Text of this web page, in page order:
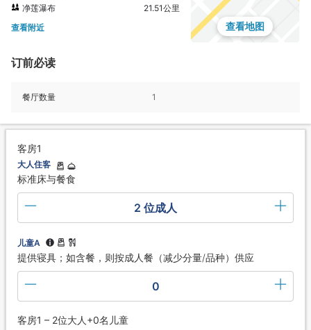
净莲瀑布
21.51公里
查看附近
查看地图
订前必读
餐厅数量 1
客房1
大人住客
标准床与餐食
2 位成人
儿童A
提供寝具；如含餐，则按成人餐（减少分量/品种）供应
0
客房1 – 2位大人+0名儿童